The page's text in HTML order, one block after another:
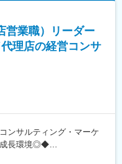
営業職）リーダー
理店の経営コンサ
ンサルティング・マーケ
成長環境◎◆